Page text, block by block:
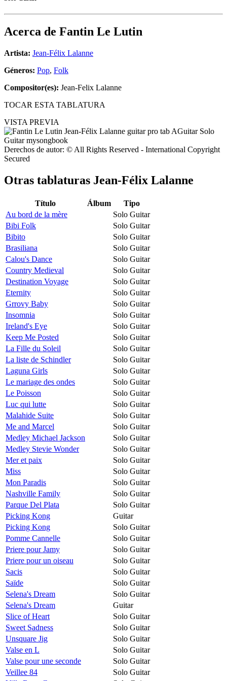
Acerca de Fantin Le Lutin
Artista: Jean-Félix Lalanne
Géneros: Pop, Folk
Compositor(es): Jean-Felix Lalanne
TOCAR ESTA TABLATURA
VISTA PREVIA
Derechos de autor: © All Rights Reserved - International Copyright
Secured
Otras tablaturas Jean-Félix Lalanne
Título Álbum
Tipo
Au bord de la mère
Solo Guitar
Bibi Folk
Solo Guitar
Bibito
Solo Guitar
Brasiliana
Solo Guitar
Calou's Dance
Solo Guitar
Country Medieval
Solo Guitar
Destination Voyage
Solo Guitar
Eternity
Solo Guitar
Grrovy Baby
Solo Guitar
Insomnia
Solo Guitar
Ireland's Eye
Solo Guitar
Keep Me Posted
Solo Guitar
La Fille du Soleil
Solo Guitar
La liste de Schindler
Solo Guitar
Laguna Girls
Solo Guitar
Le mariage des ondes
Solo Guitar
Le Poisson
Solo Guitar
Luc qui lutte
Solo Guitar
Malahide Suite
Solo Guitar
Me and Marcel
Solo Guitar
Medley Michael Jackson
Solo Guitar
Medley Stevie Wonder
Solo Guitar
Mer et paix
Solo Guitar
Miss
Solo Guitar
Mon Paradis
Solo Guitar
Nashville Family
Solo Guitar
Parque Del Plata
Solo Guitar
Picking Kong
Guitar
Picking Kong
Solo Guitar
Pomme Cannelle
Solo Guitar
Priere pour Jamy
Solo Guitar
Priere pour un oiseau
Solo Guitar
Sacis
Solo Guitar
Saïde
Solo Guitar
Selena's Dream
Solo Guitar
Selena's Dream
Guitar
Slice of Heart
Solo Guitar
Sweet Sadness
Solo Guitar
Unsquare Jig
Solo Guitar
Valse en L
Solo Guitar
Valse pour une seconde
Solo Guitar
Veillee 84
Solo Guitar